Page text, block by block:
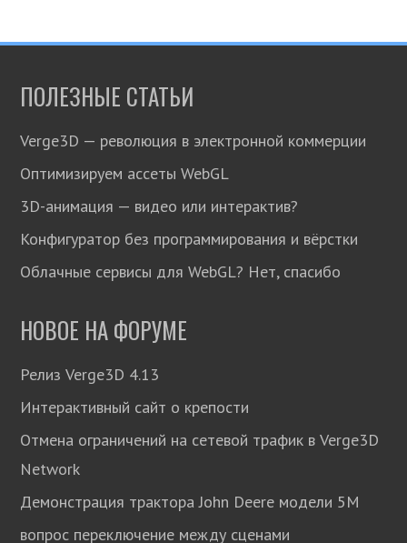
ПОЛЕЗНЫЕ СТАТЬИ
Verge3D — революция в электронной коммерции
Оптимизируем ассеты WebGL
3D-анимация — видео или интерактив?
Конфигуратор без программирования и вёрстки
Облачные сервисы для WebGL? Нет, спасибо
НОВОЕ НА ФОРУМЕ
Релиз Verge3D 4.13
Интерактивный сайт о крепости
Отмена ограничений на сетевой трафик в Verge3D
Network
Демонстрация трактора John Deere модели 5М
вопрос переключение между сценами